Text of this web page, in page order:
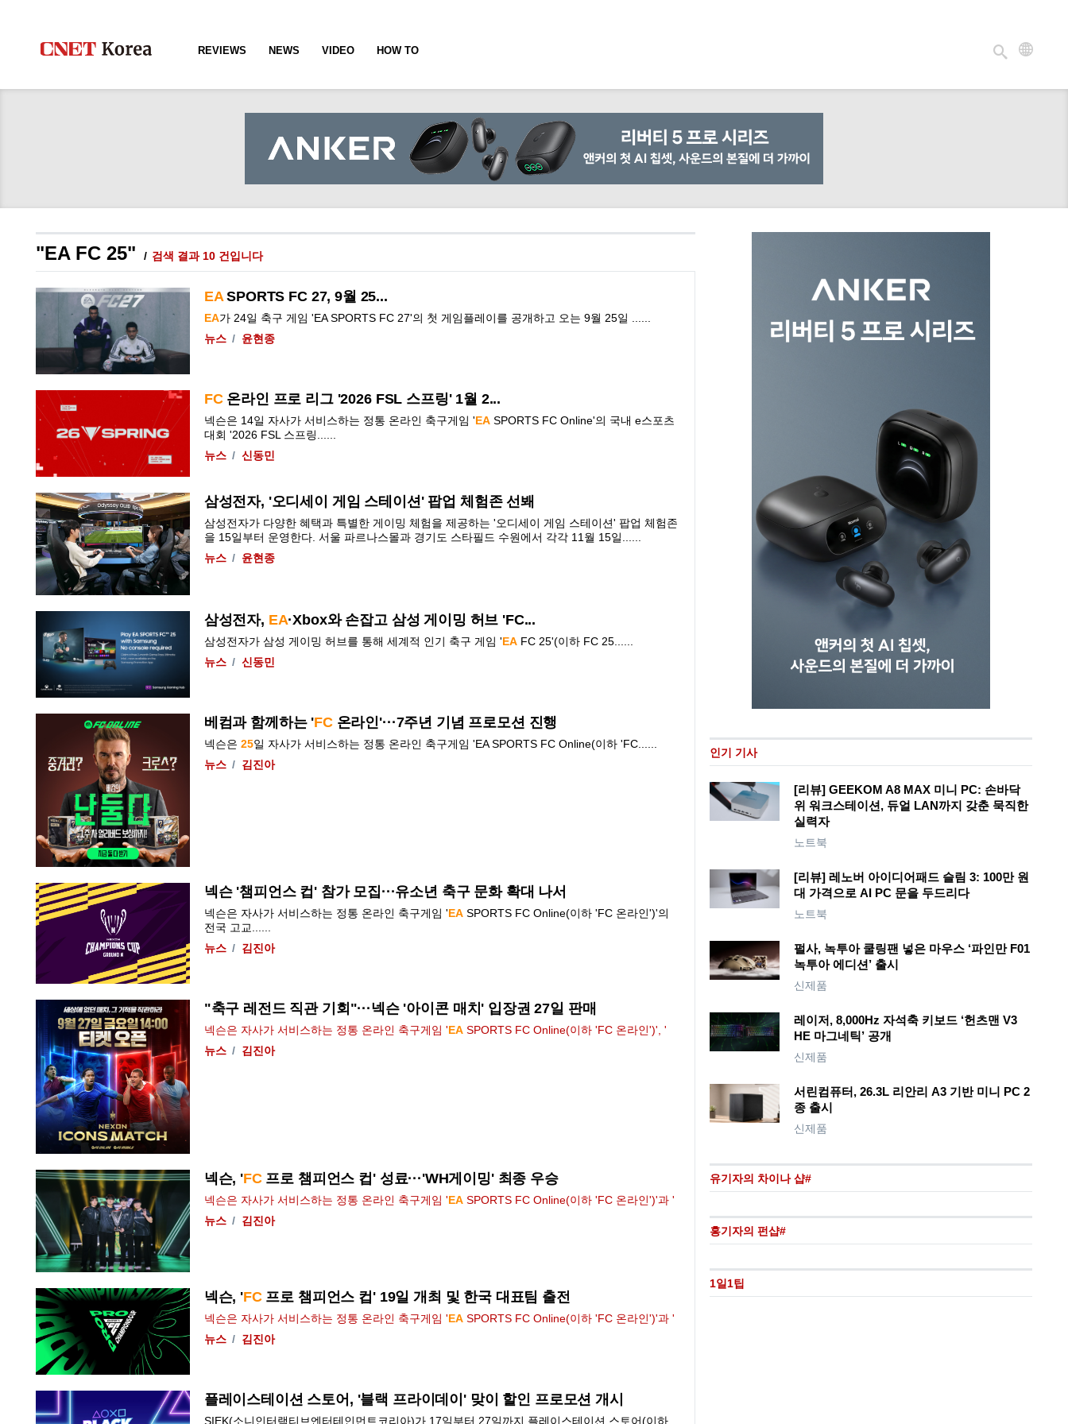
REVIEWS NEWS VIDEO HOW TO
"EA FC 25" 검색 결과 10 건입니다
EASPORTS FC27, 9월 25...
EA가 24일 축구 게임 'EASPORTS FC27'의 첫 게임플레이를 공개하고 오는 9월 25일 ......
뉴스
윤현종
FC온라인 프로 리그 '2026 FSL 스프링' 1월 2...
넥슨은 14일 자사가 서비스하는 정통 온라인 축구게임 'EASPORTS FCOnline'의 국내 e스포츠
대회 '2026 FSL 스프링......
뉴스
신동민
삼성전자, '오디세이 게임 스테이션' 팝업 체험존 선봬
삼성전자가 다양한 혜택과 특별한 게이밍 체험을 제공하는 '오디세이 게임 스테이션' 팝업 체험존
을 15일부터 운영한다. 서울 파르나스몰과 경기도 스타필드 수원에서 각각 11월 15일......
뉴스
윤현종
삼성전자, EA·Xbox와 손잡고 삼성 게이밍 허브 'FC...
삼성전자가 삼성 게이밍 허브를 통해 세계적 인기 축구 게임 'EA FC 25'(이하 FC 25......
뉴스
신동민
베컴과 함께하는 'FC온라인'···7주년 기념 프로모션 진행
넥슨은 25일 자사가 서비스하는 정통 온라인 축구게임 'EASPORTS FCOnline(이하 'FC......
뉴스
김진아
넥슨 '챔피언스 컵' 참가 모집···유소년 축구 문화 확대 나서
넥슨은 자사가 서비스하는 정통 온라인 축구게임 'EASPORTS FCOnline(이하 'FC온라인')'의
전국 고교......
뉴스
김진아
"축구 레전드 직관 기회"···넥슨 '아이콘 매치' 입장권 27일 판매
넥슨은 자사가 서비스하는 정통 온라인 축구게임 'EASPORTS FCOnline(이하 'FC온라인')', '
뉴스
김진아
넥슨, 'FC프로 챔피언스 컵' 성료···'WH게이밍' 최종 우승
넥슨은 자사가 서비스하는 정통 온라인 축구게임 'EASPORTS FCOnline(이하 'FC온라인')'과 '
뉴스
김진아
넥슨, 'FC프로 챔피언스 컵' 19일 개최 및 한국 대표팀 출전
넥슨은 자사가 서비스하는 정통 온라인 축구게임 'EASPORTS FCOnline(이하 'FC온라인')'과 '
뉴스
김진아
플레이스테이션 스토어, '블랙 프라이데이' 맞이 할인 프로모션 개시
SIEK(소니인터랙티브엔터테인먼트코리아)가 17일부터 27일까지 플레이스테이션 스토어(이하
인기 기사
[리뷰] GEEKOM A8 MAX 미니 PC: 손바닥
위 워크스테이션, 듀얼 LAN까지 갖춘 묵직한
실력자
노트북
[리뷰] 레노버 아이디어패드 슬림 3: 100만 원
대 가격으로 AI PC 문을 두드리다
노트북
펄사, 녹투아 쿨링팬 넣은 마우스 ‘파인만 F01
녹투아 에디션’ 출시
신제품
레이저, 8,000Hz 자석축 키보드 ‘헌츠맨 V3
HE 마그네틱’ 공개
신제품
서린컴퓨터, 26.3L 리안리 A3 기반 미니 PC 2
종 출시
신제품
유기자의 차이나 샵#
홍기자의 펀샵#
1일1팁